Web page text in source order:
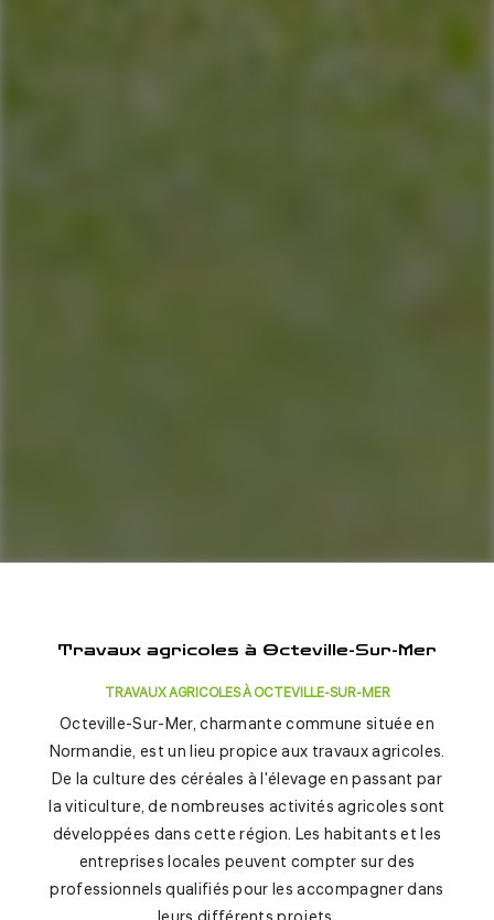
Travaux agricoles à Octeville-Sur-Mer
TRAVAUX AGRICOLES À OCTEVILLE-SUR-MER
Octeville-Sur-Mer, charmante commune située en
Normandie, est un lieu propice aux travaux agricoles.
De la culture des céréales à l'élevage en passant par
la viticulture, de nombreuses activités agricoles sont
développées dans cette région. Les habitants et les
entreprises locales peuvent compter sur des
professionnels qualifiés pour les accompagner dans